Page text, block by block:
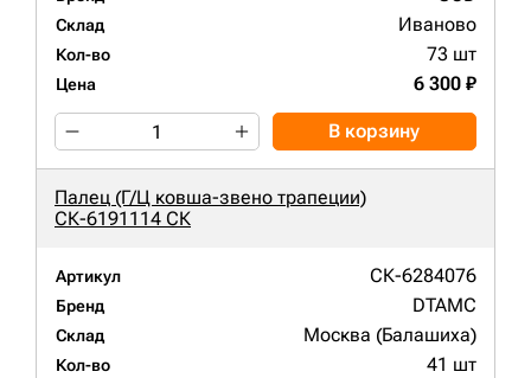
Склад Иваново
Кол-во 73 шт
Цена 6 300 ₽
В корзину
Палец (Г/Ц ковша-звено трапеции)
СК-6191114 СК
Артикул СК-6284076
Бренд DTAMC
Склад Москва (Балашиха)
Кол-во 41 шт